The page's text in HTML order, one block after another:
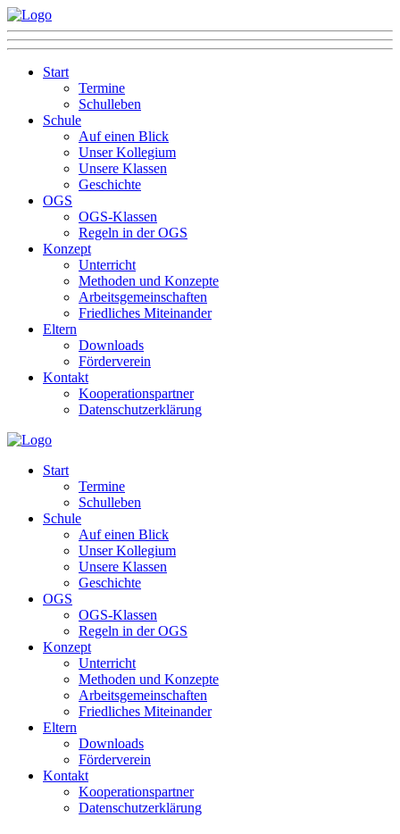
Start
Termine
Schulleben
Schule
Auf einen Blick
Unser Kollegium
Unsere Klassen
Geschichte
OGS
OGS-Klassen
Regeln in der OGS
Konzept
Unterricht
Methoden und Konzepte
Arbeitsgemeinschaften
Friedliches Miteinander
Eltern
Downloads
Förderverein
Kontakt
Kooperationspartner
Datenschutzerklärung
Start
Termine
Schulleben
Schule
Auf einen Blick
Unser Kollegium
Unsere Klassen
Geschichte
OGS
OGS-Klassen
Regeln in der OGS
Konzept
Unterricht
Methoden und Konzepte
Arbeitsgemeinschaften
Friedliches Miteinander
Eltern
Downloads
Förderverein
Kontakt
Kooperationspartner
Datenschutzerklärung